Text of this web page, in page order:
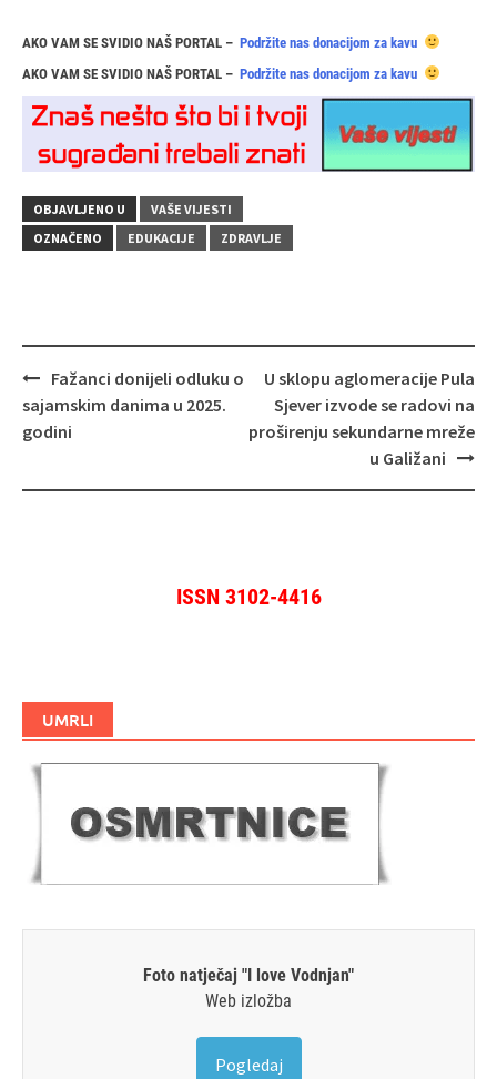
AKO VAM SE SVIDIO NAŠ PORTAL – Podržite nas donacijom za kavu
AKO VAM SE SVIDIO NAŠ PORTAL – Podržite nas donacijom za kavu
OBJAVLJENO U
VAŠE VIJESTI
OZNAČENO
EDUKACIJE ZDRAVLJE
Navigacija
objava
Fažanci donijeli odluku o
sajamskim danima u 2025.
godini
U sklopu aglomeracije Pula
Sjever izvode se radovi na
proširenju sekundarne mreže
u Galižani
ISSN 3102-4416
UMRLI
Foto natječaj "I love Vodnjan"
Web izložba
Pogledaj